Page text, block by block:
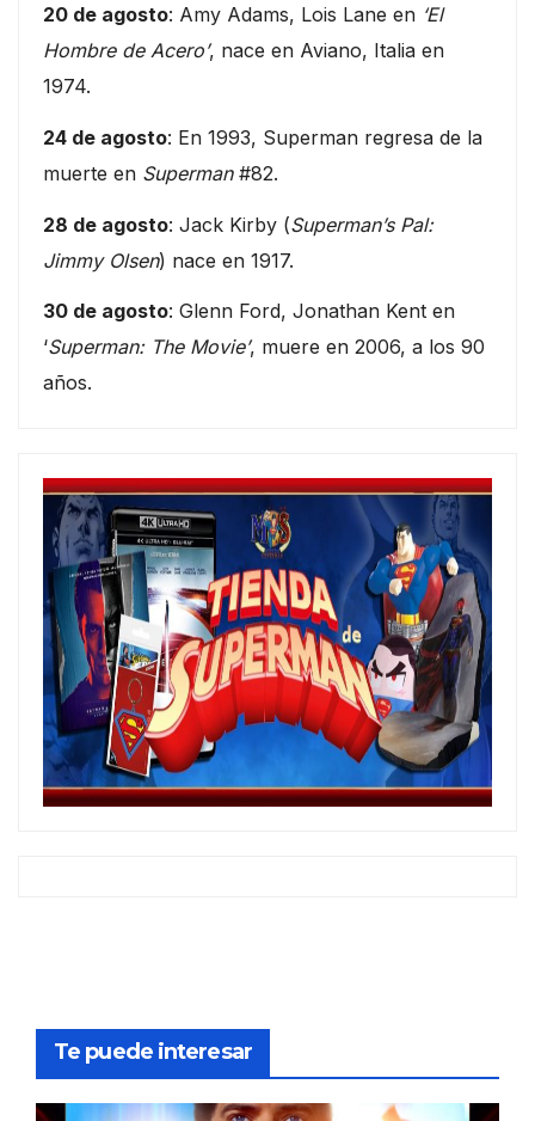
20 de agosto: Amy Adams, Lois Lane en ‘El
Hombre de Acero’, nace en Aviano, Italia en
1974.
24 de agosto: En 1993, Superman regresa de la
muerte en Superman#82.
28 de agosto: Jack Kirby (Superman’s Pal:
Jimmy Olsen) nace en 1917.
30 de agosto: Glenn Ford, Jonathan Kent en
‘Superman: The Movie’, muere en 2006, a los 90
años.
Te puede interesar